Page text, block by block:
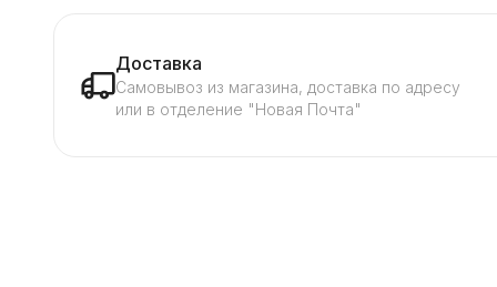
Доставка
Самовывоз из магазина, доставка по адресу
или в отделение "Новая Почта"